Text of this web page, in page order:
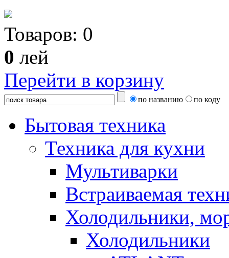
Товаров: 0
0 лей
Перейти в корзину
по названию по коду
Бытовая техника
Техника для кухни
Мультиварки
Встраиваемая
Холодильники,
Холодильники